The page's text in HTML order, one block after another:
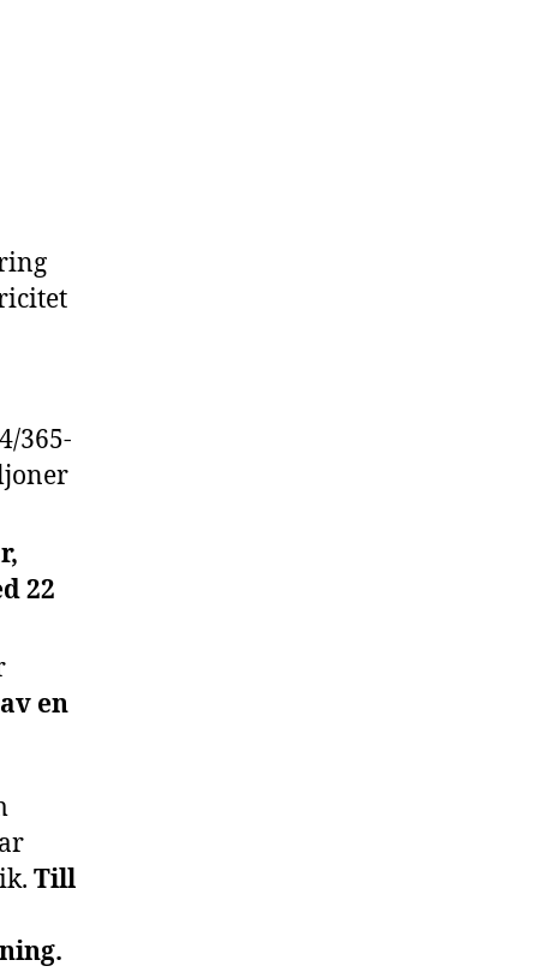
365-
22
en
Till